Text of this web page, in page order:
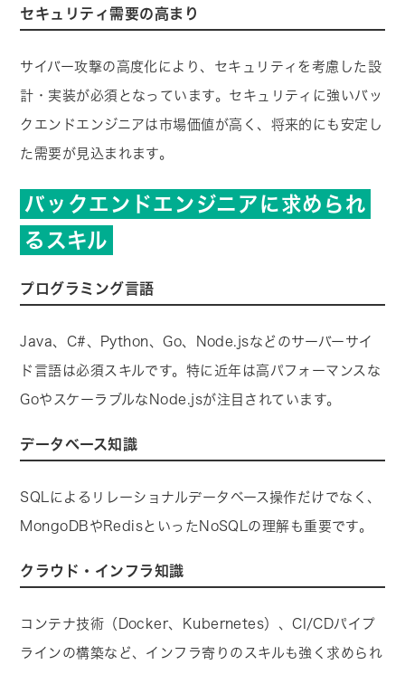
セキュリティ需要の高まり
サイバー攻撃の高度化により、セキュリティを考慮した設
計・実装が必須となっています。セキュリティに強いバッ
クエンドエンジニアは市場価値が高く、将来的にも安定し
た需要が見込まれます。
バックエンドエンジニアに求められ
るスキル
プログラミング言語
Java、C#、Python、Go、Node.jsなどのサーバーサイ
ド言語は必須スキルです。特に近年は高パフォーマンスな
GoやスケーラブルなNode.jsが注目されています。
データベース知識
SQLによるリレーショナルデータベース操作だけでなく、
MongoDBやRedisといったNoSQLの理解も重要です。
クラウド・インフラ知識
コンテナ技術（Docker、Kubernetes）、CI/CDパイプ
ラインの構築など、インフラ寄りのスキルも強く求められ